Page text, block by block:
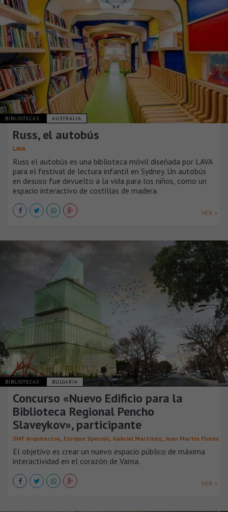
BIBLIOTECAS AUSTRALIA
Russ, el autobús
LAVA
Russ el autobús es una biblioteca móvil diseñada por LAVA
para el festival de lectura infantil en Sydney. Un autobús
en desuso fue devuelto a la vida para los niños, como un
espacio interactivo de costillas de madera.
VER +
BIBLIOTECAS BULGARIA
Concurso «Nuevo Edificio para la
Biblioteca Regional Pencho
Slaveykov», participante
SMF Arquitectos, Enrique Speroni, Gabriel Martínez, Juan Martín Flores
El objetivo es crear un nuevo espacio público de máxima
interactividad en el corazón de Varna.
VER +